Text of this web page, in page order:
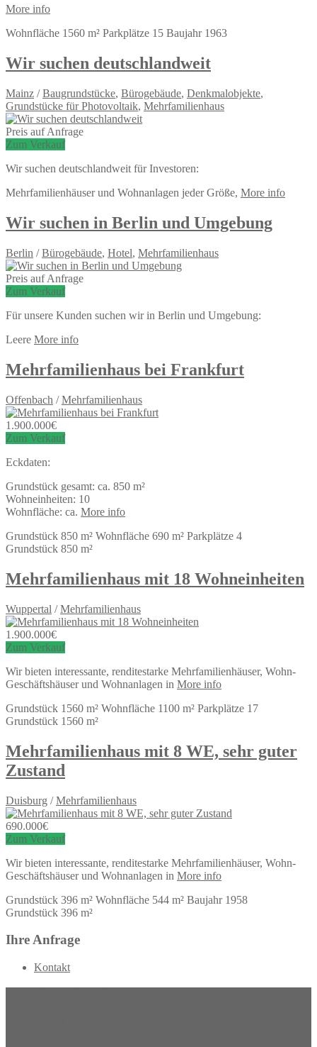
More info
Wohnfläche 1560 m² Parkplätze 15 Baujahr 1963
Wir suchen deutschlandweit
Mainz /Baugrundstücke, Bürogebäude, Denkmalobjekte,
Grundstücke für Photovoltaik, Mehrfamilienhaus
Preis auf Anfrage
Zum Verkauf
Wir suchen deutschlandweit für Investoren:
Mehrfamilienhäuser und Wohnanlagen jeder Größe, More info
Wir suchen in Berlin und Umgebung
Berlin /Bürogebäude, Hotel, Mehrfamilienhaus
Preis auf Anfrage
Zum Verkauf
Für unsere Kunden suchen wir in Berlin und Umgebung:
Leere More info
Mehrfamilienhaus bei Frankfurt
Offenbach /Mehrfamilienhaus
1.900.000€
Zum Verkauf
Eckdaten:
Grundstück gesamt: ca. 850 m²
Wohneinheiten: 10
Wohnfläche: ca. More info
Grundstück 850 m² Wohnfläche 690 m² Parkplätze 4
Grundstück 850 m²
Mehrfamilienhaus mit 18 Wohneinheiten
Wuppertal /Mehrfamilienhaus
1.900.000€
Zum Verkauf
Wir bieten interessante, renditestarke Mehrfamilienhäuser, Wohn-
Geschäftshäuser und Wohnanlagen in More info
Grundstück 1560 m² Wohnfläche 1100 m² Parkplätze 17
Grundstück 1560 m²
Mehrfamilienhaus mit 8 WE, sehr guter
Zustand
Duisburg /Mehrfamilienhaus
690.000€
Zum Verkauf
Wir bieten interessante, renditestarke Mehrfamilienhäuser, Wohn-
Geschäftshäuser und Wohnanlagen in More info
Grundstück 396 m² Wohnfläche 544 m² Baujahr 1958
Grundstück 396 m²
Ihre Anfrage
Kontakt